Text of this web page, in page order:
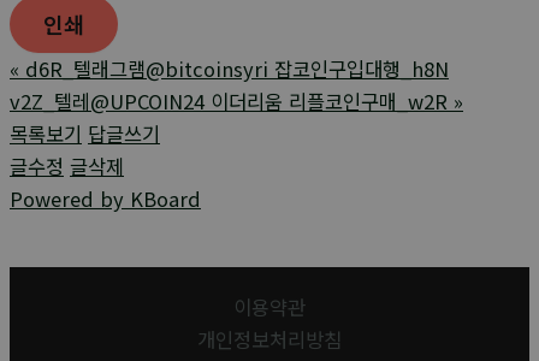
인쇄
« d6R_텔래그램@bitcoinsyri 잡코인구입대행_h8N
v2Z_텔레@UPCOIN24 이더리움 리플코인구매_w2R »
목록보기 답글쓰기
글수정 글삭제
Powered by KBoard
이용약관
개인정보처리방침